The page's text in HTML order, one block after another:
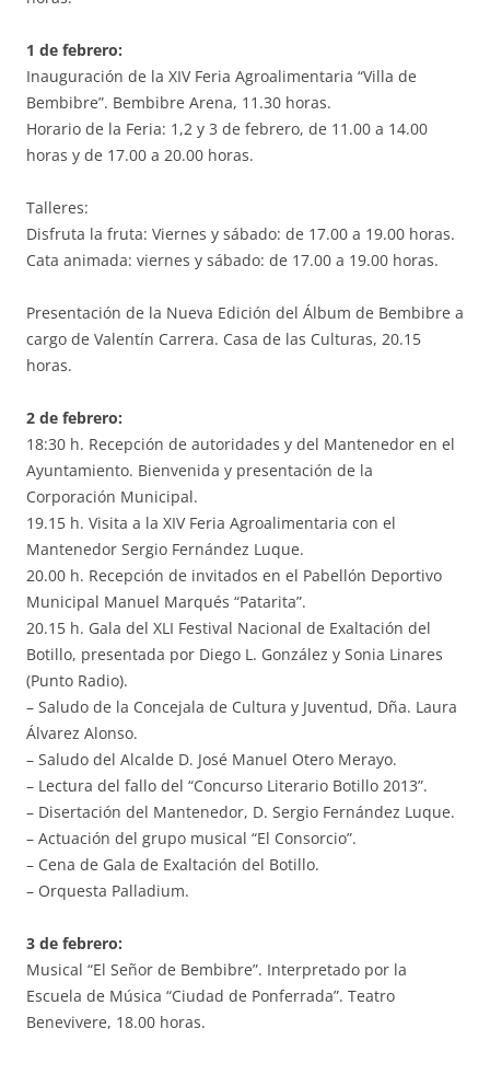
1 de febrero:
Inauguración de la XIV Feria Agroalimentaria “Villa de
Bembibre”. Bembibre Arena, 11.30 horas.
Horario de la Feria: 1,2 y 3 de febrero, de 11.00 a 14.00
horas y de 17.00 a 20.00 horas.
Talleres:
Disfruta la fruta: Viernes y sábado: de 17.00 a 19.00 horas.
Cata animada: viernes y sábado: de 17.00 a 19.00 horas.
Presentación de la Nueva Edición del Álbum de Bembibre a
cargo de Valentín Carrera. Casa de las Culturas, 20.15
horas.
2 de febrero:
18:30 h. Recepción de autoridades y del Mantenedor en el
Ayuntamiento. Bienvenida y presentación de la
Corporación Municipal.
19.15 h. Visita a la XIV Feria Agroalimentaria con el
Mantenedor Sergio Fernández Luque.
20.00 h. Recepción de invitados en el Pabellón Deportivo
Municipal Manuel Marqués “Patarita”.
20.15 h. Gala del XLI Festival Nacional de Exaltación del
Botillo, presentada por Diego L. González y Sonia Linares
(Punto Radio).
– Saludo de la Concejala de Cultura y Juventud, Dña. Laura
Álvarez Alonso.
– Saludo del Alcalde D. José Manuel Otero Merayo.
– Lectura del fallo del “Concurso Literario Botillo 2013”.
– Disertación del Mantenedor, D. Sergio Fernández Luque.
– Actuación del grupo musical “El Consorcio”.
– Cena de Gala de Exaltación del Botillo.
– Orquesta Palladium.
3 de febrero:
Musical “El Señor de Bembibre”. Interpretado por la
Escuela de Música “Ciudad de Ponferrada”. Teatro
Benevivere, 18.00 horas.